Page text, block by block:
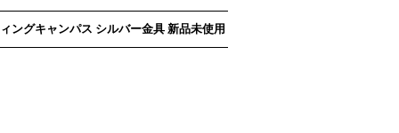
ングキャンパス シルバー金具 新品未使用